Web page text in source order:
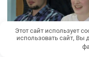
Этот сайт использует
использовать сайт, Вы